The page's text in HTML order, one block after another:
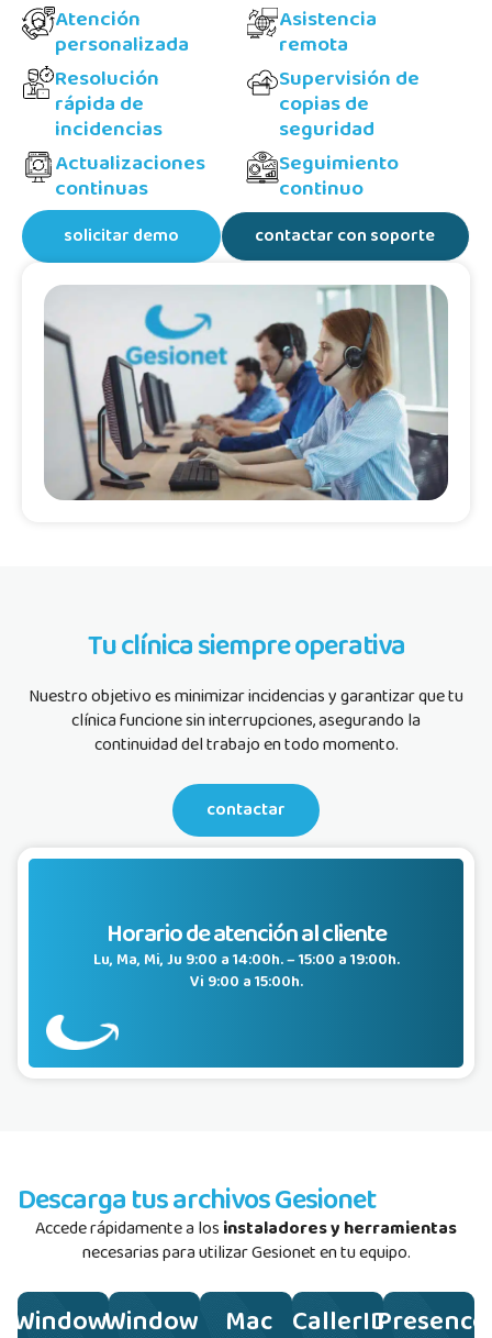
Atención
personalizada
Resolución
rápida de
incidencias
Actualizaciones
continuas
Asistencia
remota
Supervisión de
copias de
seguridad
Seguimiento
continuo
solicitar demo contactar con soporte
Tu clínica siempre operativa
Nuestro objetivo es minimizar incidencias y garantizar que tu
clínica funcione sin interrupciones, asegurando la
continuidad del trabajo en todo momento.
contactar
Horario de atención al cliente
Lu, Ma, Mi, Ju 9:00 a 14:00h. – 15:00 a 19:00h.
Vi 9:00 a 15:00h.
Descarga tus archivos Gesionet
Accede rápidamente a los instaladores y herramientas
necesarias para utilizar Gesionet en tu equipo.
WindowsWindows Mac CallerIDPresence